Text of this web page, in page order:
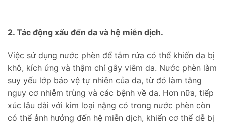
2. Tác động xấu đến da và hệ miễn dịch.
Việc sử dụng nước phèn để tắm rửa có thể khiến da bị
khô, kích ứng và thậm chí gây viêm da. Nước phèn làm
suy yếu lớp bảo vệ tự nhiên của da, từ đó làm tăng
nguy cơ nhiễm trùng và các bệnh về da. Hơn nữa, tiếp
xúc lâu dài với kim loại nặng có trong nước phèn còn
có thể ảnh hưởng đến hệ miễn dịch, khiến cơ thể dễ bị